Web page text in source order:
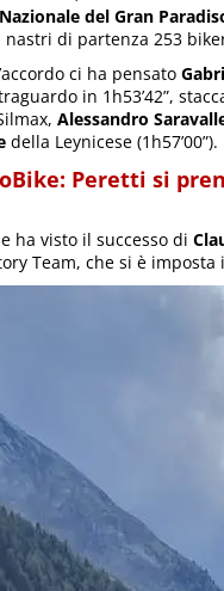
del Gran
nastri di partenza 253
ci ha pensato
in 1h53’42”,
Alessandro
della Leynicese (1h57’00”).
Peretti si
ha visto il successo di
Team, che si è imposta